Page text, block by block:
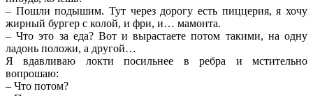
– Пошли подышим. Тут через дорогу есть пиццерия, я хочу
жирный бургер с колой, и фри, и… мамонта.
– Что это за еда? Вот и вырастаете потом такими, на одну
ладонь положи, а другой…
Я вдавливаю локти посильнее в ребра и мстительно
вопрошаю:
– Что потом?